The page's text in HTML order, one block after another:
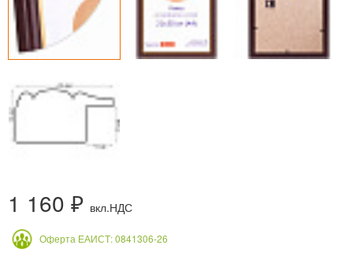
1 160 ₽ вкл.НДС
Оферта ЕАИСТ: 0841306-26